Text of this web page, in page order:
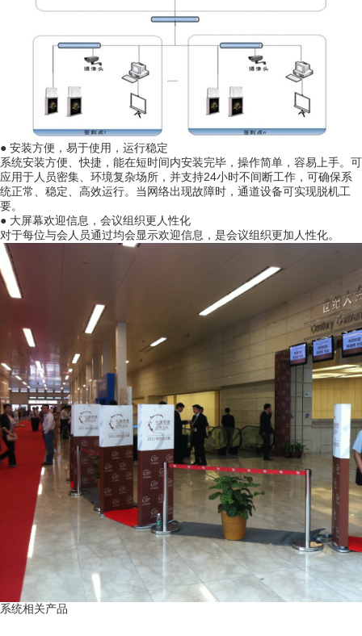
● 安装方便，易于使用，运行稳定
系统安装方便、快捷，能在短时间内安装完毕，操作简单，容易上手。可
应用于人员密集、环境复杂场所，并支持24小时不间断工作，可确保系
统正常、稳定、高效运行。当网络出现故障时，通道设备可实现脱机工
要。
● 大屏幕欢迎信息，会议组织更人性化
对于每位与会人员通过均会显示欢迎信息，是会议组织更加人性化。
系统相关产品